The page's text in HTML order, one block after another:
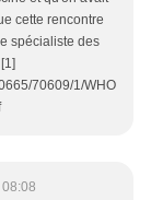
cette rencontre
spécialiste des
70609/1/WHO